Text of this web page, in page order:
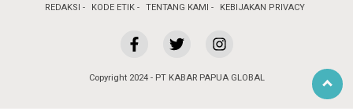
REDAKSI KODE ETIK TENTANG KAMI KEBIJAKAN PRIVACY
Copyright 2024 - PT KABAR PAPUA GLOBAL